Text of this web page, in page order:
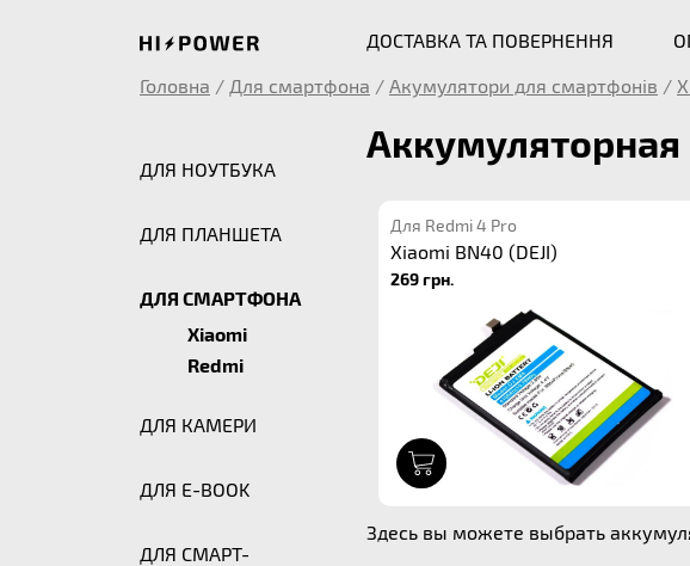
ДОСТАВКА ТА ПОВЕРНЕННЯ
Головна / Для смартфона / Акумулятори для смартфонів /
ДЛЯ НОУТБУКА
ДЛЯ ПЛАНШЕТА
ДЛЯ СМАРТФОНА
Xiaomi
Redmi
ДЛЯ КАМЕРИ
ДЛЯ E-BOOK
ДЛЯ СМАРТ-
Аккумуляторная
Для Redmi 4 Pro
Xiaomi BN40 (DEJI)
269 грн.
Здесь вы можете выбрать